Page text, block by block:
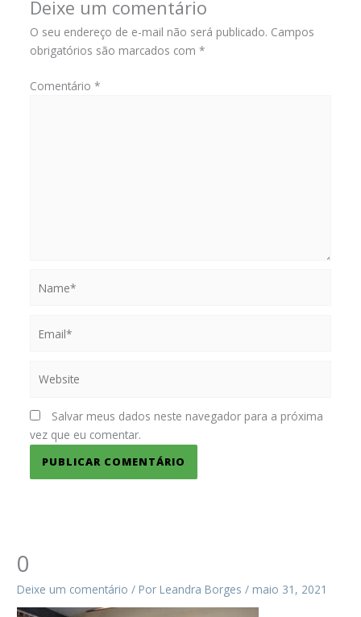
Deixe um comentário
O seu endereço de e-mail não será publicado. Campos
obrigatórios são marcados com *
Comentário *
Salvar meus dados neste navegador para a próxima
vez que eu comentar.
0
Deixe um comentário / Por Leandra Borges/ maio 31, 2021